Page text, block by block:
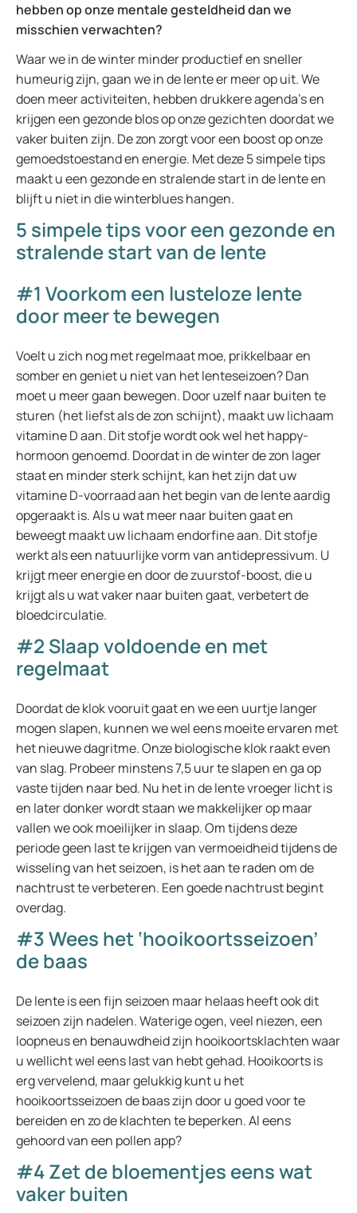
hebben op onze mentale gesteldheid dan we
misschien verwachten?
Waar we in de winter minder productief en sneller
humeurig zijn, gaan we in de lente er meer op uit. We
doen meer activiteiten, hebben drukkere agenda’s en
krijgen een gezonde blos op onze gezichten doordat we
vaker buiten zijn. De zon zorgt voor een boost op onze
gemoedstoestand en energie. Met deze 5 simpele tips
maakt u een gezonde en stralende start in de lente en
blijft u niet in die winterblues hangen.
5 simpele tips voor een gezonde en
stralende start van de lente
#1 Voorkom een lusteloze lente
door meer te bewegen
Voelt u zich nog met regelmaat moe, prikkelbaar en
somber en geniet u niet van het lenteseizoen? Dan
moet u meer gaan bewegen. Door uzelf naar buiten te
sturen (het liefst als de zon schijnt), maakt uw lichaam
vitamine D aan. Dit stofje wordt ook wel het happy-
hormoon genoemd. Doordat in de winter de zon lager
staat en minder sterk schijnt, kan het zijn dat uw
vitamine D-voorraad aan het begin van de lente aardig
opgeraakt is. Als u wat meer naar buiten gaat en
beweegt maakt uw lichaam endorfine aan. Dit stofje
werkt als een natuurlijke vorm van antidepressivum. U
krijgt meer energie en door de zuurstof-boost, die u
krijgt als u wat vaker naar buiten gaat, verbetert de
bloedcirculatie.
#2 Slaap voldoende en met
regelmaat
Doordat de klok vooruit gaat en we een uurtje langer
mogen slapen, kunnen we wel eens moeite ervaren met
het nieuwe dagritme. Onze biologische klok raakt even
van slag. Probeer minstens 7,5 uur te slapen en ga op
vaste tijden naar bed. Nu het in de lente vroeger licht is
en later donker wordt staan we makkelijker op maar
vallen we ook moeilijker in slaap. Om tijdens deze
periode geen last te krijgen van vermoeidheid tijdens de
wisseling van het seizoen, is het aan te raden om de
nachtrust te verbeteren. Een goede nachtrust begint
overdag.
#3 Wees het ‘hooikoortsseizoen’
de baas
De lente is een fijn seizoen maar helaas heeft ook dit
seizoen zijn nadelen. Waterige ogen, veel niezen, een
loopneus en benauwdheid zijn hooikoortsklachten waar
u wellicht wel eens last van hebt gehad. Hooikoorts is
erg vervelend, maar gelukkig kunt u het
hooikoortsseizoen de baas zijn door u goed voor te
bereiden en zo de klachten te beperken. Al eens
gehoord van een pollen app?
#4 Zet de bloementjes eens wat
vaker buiten